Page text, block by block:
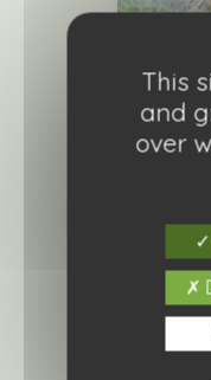
This
and
over